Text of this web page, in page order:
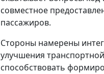
совместное
пассажиров.
Стороны намерены
улучшения
способствовать